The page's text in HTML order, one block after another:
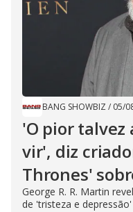
BANG SHOWBIZ / 05/
'O pior talvez
vir', diz
Thrones'
George R. R. Martin
de 'tristeza e depressão'